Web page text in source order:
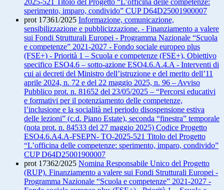
sperimento, imparo, condivido” CUP D64D25001900007
prot 17361/2025 Informazione, comunicazione,
sensibilizzazione e pubblicizzazione. - Finanziamento a valere
sui Fondi Strutturali Europei - Programma Nazionale “Scuola
e competenze” 2021-2027 - Fondo sociale europeo plus
(FSE+) - Priorità 1 – Scuola e competenze (FSE+), Obiettivo
specifico ESO4.6 – sotto-azione ESO4.6.A.4.A - Interventi di
cui ai decreti del Ministro dell’istruzione e del merito dell’11
aprile 2024, n. 72 e del 22 maggio 2025, n. 96 – Avviso
Pubblico prot. n. 81652 del 23/05/2025 – “Percorsi educativi
e formativi per il potenziamento delle competenze,
l’inclusione e la socialità nel periodo disospensione estiva
delle lezioni” (c.d. Piano Estate), seconda “finestra” temporale
(nota prot. n. 84533 del 27 maggio 2025) Codice Progetto
ESO4.6.A4.A-FSEPN- TO-2025-521 Titolo del Progetto
“L’officina delle competenze: sperimento, imparo, condivido”
CUP D64D25001900007
prot 17362/2025 Nomina Responsabile Unico del Progetto
(RUP). Finanziamento a valere sui Fondi Strutturali Europei -
Programma Nazionale “Scuola e competenze” 2021-2027 -